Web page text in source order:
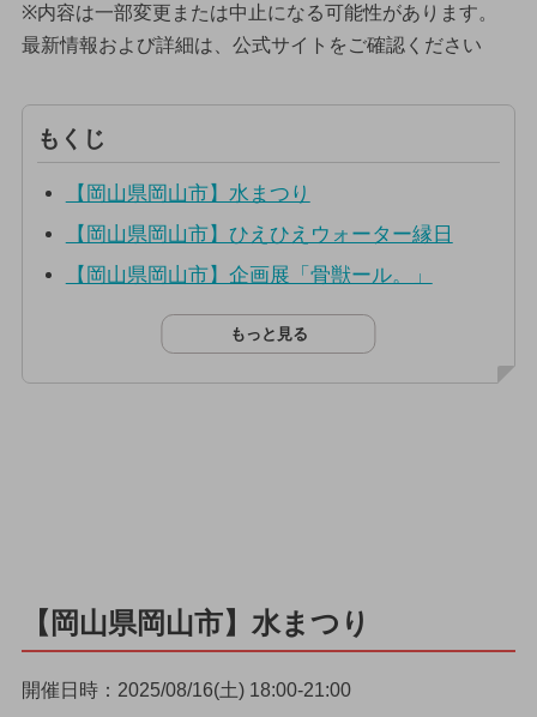
※内容は一部変更または中止になる可能性があります。
最新情報および詳細は、公式サイトをご確認ください
もくじ
【岡山県岡山市】水まつり
【岡山県岡山市】ひえひえウォーター縁日
【岡山県岡山市】企画展「骨獣ール。」
もっと見る
【岡山県岡山市】水まつり
開催日時：2025/08/16(土) 18:00-21:00